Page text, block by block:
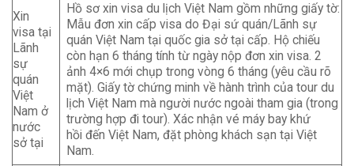
Xin
visa tại
Lãnh
sự
quán
Việt
Nam ở
nước
sở tại
Hồ sơ xin visa du lịch Việt Nam gồm những giấy tờ:
Mẫu đơn xin cấp visa do Đại sứ quán/Lãnh sự
quán Việt Nam tại quốc gia sở tại cấp. Hộ chiếu
còn hạn 6 tháng tính từ ngày nộp đơn xin visa. 2
ảnh 4×6 mới chụp trong vòng 6 tháng (yêu cầu rõ
mặt). Giấy tờ chứng minh về hành trình của tour du
lịch Việt Nam mà người nước ngoài tham gia (trong
trường hợp đi tour). Xác nhận vé máy bay khứ
hồi đến Việt Nam, đặt phòng khách sạn tại Việt
Nam.